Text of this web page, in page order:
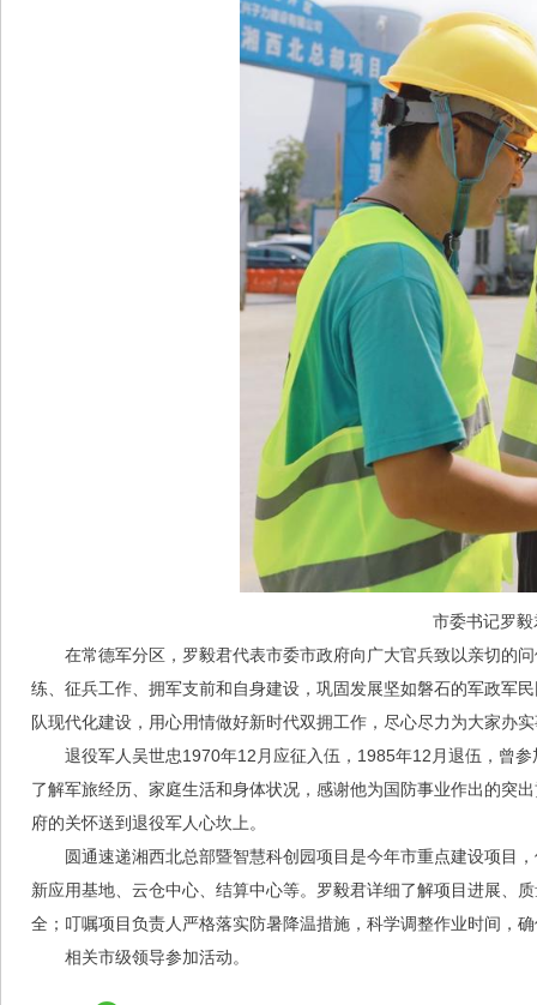
市委书记罗
在常德军分区，罗毅君代表市委市政府向广大官兵致以亲切的
练、征兵工作、拥军支前和自身建设，巩固发展坚如磐石的军政军
队现代化建设，用心用情做好新时代双拥工作，尽心尽力为大家办
退役军人吴世忠1970年12月应征入伍，1985年12月退伍，曾
了解军旅经历、家庭生活和身体状况，感谢他为国防事业作出的突
府的关怀送到退役军人心坎上。
圆通速递湘西北总部暨智慧科创园项目是今年市重点建设项目
新应用基地、云仓中心、结算中心等。罗毅君详细了解项目进展、
全；叮嘱项目负责人严格落实防暑降温措施，科学调整作业时间，
相关市级领导参加活动。